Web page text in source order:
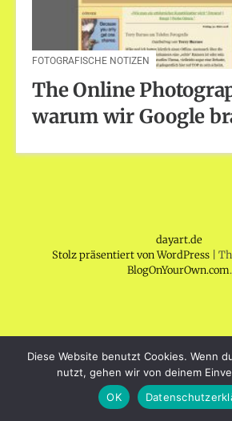
FOTOGRAFISCHE NOTIZEN
The Online
warum wir Google
dayart.de
Stolz präsentiert von WordPress
BlogOnYourOwn.com.
Diese Website benutzt Cookies. Wenn
nutzt, gehen wir von deinem
OK